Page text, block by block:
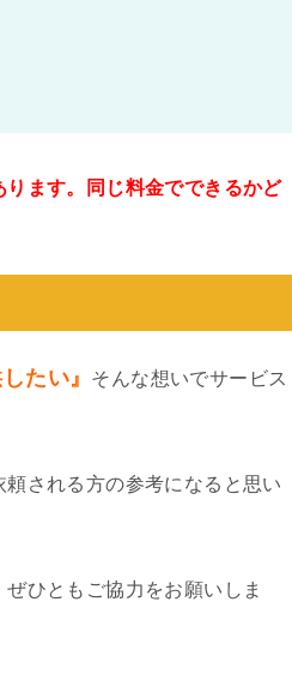
ます。同じ料金でできるかど
たい』
そんな想いでサービス
される方の参考になると思い
ひともご協力をお願いしま